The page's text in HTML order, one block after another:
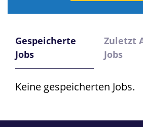
Gespeicherte
Jobs
Zuletzt
Jobs
Keine gespeicherten Jobs.